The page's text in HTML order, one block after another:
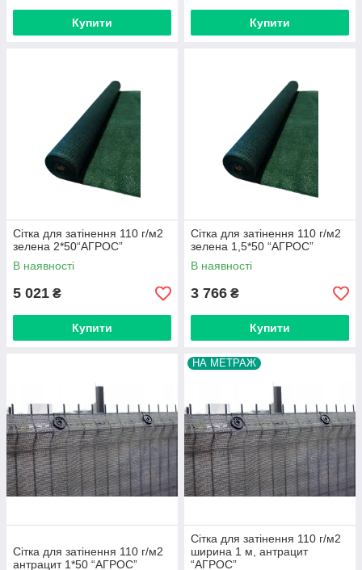
Купити Купити
Сітка для затінення 110 г/м2
зелена 2*50“AГРОС”
В наявності
5 021 ₴
Купити
Сітка для затінення 110 г/м2
зелена 1,5*50 “AГРОС”
В наявності
3 766 ₴
Купити
Сітка для затінення 110 г/м2
антрацит 1*50 “AГРОС”
НА МЕТРАЖ
Сітка для затінення 110 г/м2
ширина 1 м, антрацит
“AГРОС”